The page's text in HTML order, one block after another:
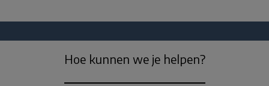
Hoe kunnen we je helpen?